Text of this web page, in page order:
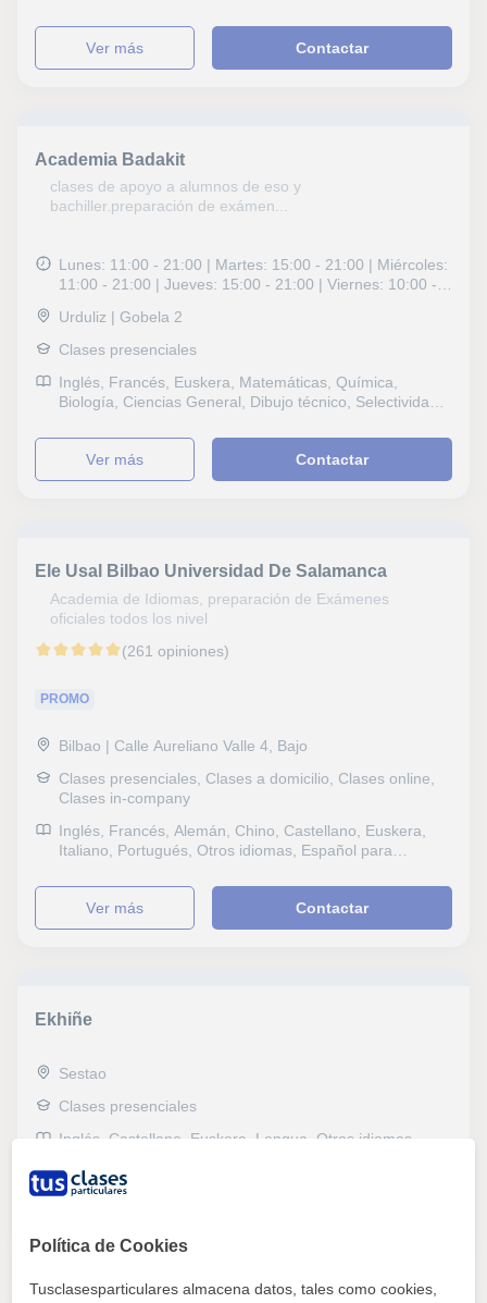
aprendizaje, TDAH Trastorno por déficit de atención,
Pedagogía, Logopedia
ver más Contactar
Academia Badakit
clases de apoyo a alumnos de eso y
bachiller.preparación de exámen...
Lunes: 11:00 - 21:00 | Martes: 15:00 - 21:00 | Miércoles:
11:00 - 21:00 | Jueves: 15:00 - 21:00 | Viernes: 10:00 -
Urduliz | Gobela 2
Clases presenciales
Inglés, Francés, Euskera, Matemáticas, Química,
Biología, Ciencias General, Dibujo técnico, Selectividad,
ver más Contactar
Ele Usal Bilbao Universidad De Salamanca
Academia de Idiomas, preparación de Exámenes
oficiales todos los nivel
(261 opiniones)
PROMO
Bilbao | Calle Aureliano Valle 4, Bajo
Clases presenciales, Clases a domicilio, Clases online,
Clases in-company
Inglés, Francés, Alemán, Chino, Castellano, Euskera,
Italiano, Portugués, Otros idiomas, Español para
Biología, Estadística, Lengua Castellana y Literatura,
IELTS, TOEFL, Selectividad, Otros examenes, Pruebas
de acceso, FCE First Certificate in English, CAE
Primaria, Universidad, Ciclos Formativos
ver más Contactar
Ekhiñe
Sestao
Clases presenciales
Inglés, Castellano, Euskera, Lengua, Otros idiomas,
Geología, Sociales, Escritura, Lectura, Repaso General,
ESO, Todos los cursos, Primaria, Geografía, Técnicas de
TDAH Trastorno por déficit de atención, Atención a
personas dependientes
Política de Cookies
Tusclasesparticulares almacena datos, tales como cookies,